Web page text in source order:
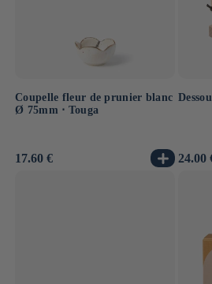
Coupelle fleur de prunier blanc
Ø 75mm ⋅ Touga
Prix
17.60 €
Prix
24.00